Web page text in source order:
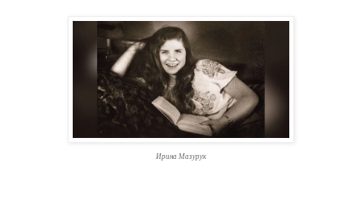
Ирина Мазурук